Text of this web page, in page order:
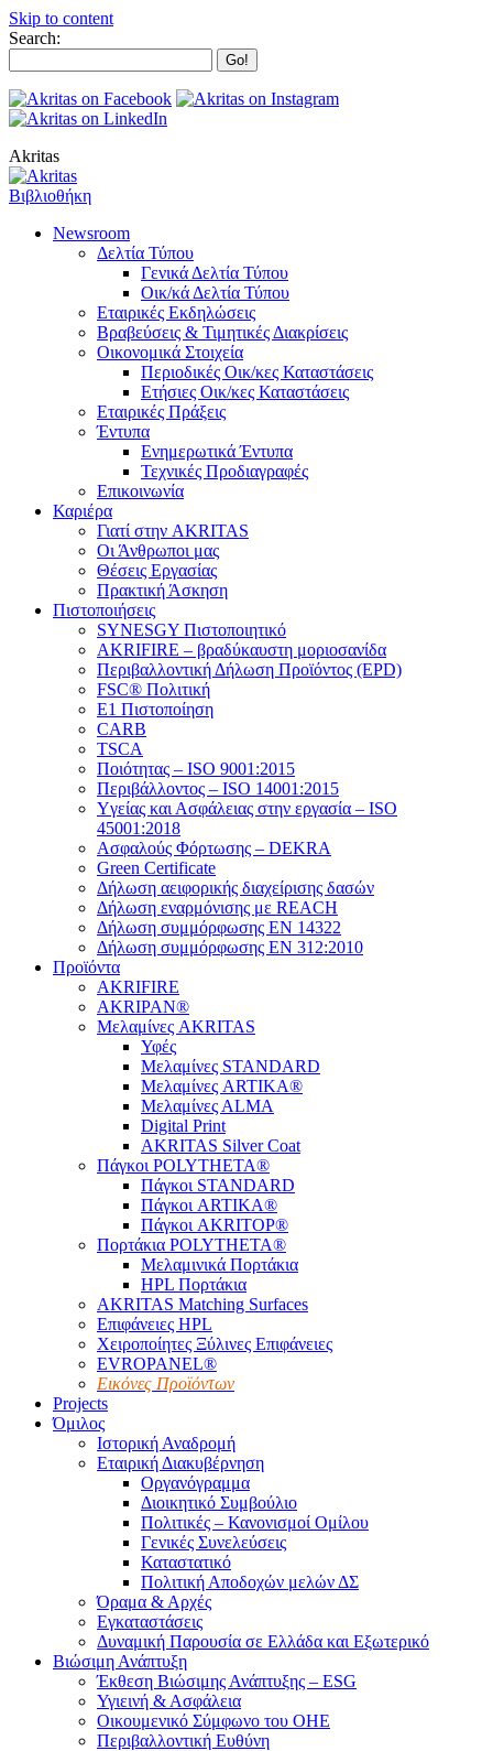
Skip to content
Search:
Akritas
Βιβλιοθήκη
Newsroom
Δελτία Τύπου
Γενικά Δελτία Τύπου
Οικ/κά Δελτία Τύπου
Εταιρικές Εκδηλώσεις
Βραβεύσεις & Τιμητικές Διακρίσεις
Οικονομικά Στοιχεία
Περιοδικές Οικ/κες Καταστάσεις
Ετήσιες Οικ/κες Καταστάσεις
Εταιρικές Πράξεις
Έντυπα
Ενημερωτικά Έντυπα
Τεχνικές Προδιαγραφές
Επικοινωνία
Καριέρα
Γιατί στην AKRITAS
Οι Άνθρωποι μας
Θέσεις Εργασίας
Πρακτική Άσκηση
Πιστοποιήσεις
SYNESGY Πιστοποιητικό
AKRIFIRE – βραδύκαυστη μοριοσανίδα
Περιβαλλοντική Δήλωση Προϊόντος (EPD)
FSC® Πολιτική
E1 Πιστοποίηση
CARB
TSCA
Πoιότητας – ISO 9001:2015
Περιβάλλοντος – ISO 14001:2015
Yγείας και Ασφάλειας στην εργασία – ISO
45001:2018
Ασφαλούς Φόρτωσης – DEKRA
Green Certificate
Δήλωση αειφορικής διαχείρισης δασών
Δήλωση εναρμόνισης με REACH
Δήλωση συμμόρφωσης EN 14322
Δήλωση συμμόρφωσης EN 312:2010
Προϊόντα
AKRIFIRE
AKRIPAN®
Μελαμίνες AKRITAS
Υφές
Μελαμίνες STANDARD
Μελαμίνες ARTIKA®
Μελαμίνες ΑLMA
Digital Print
AKRITAS Silver Coat
Πάγκοι POLYTHETA®
Πάγκοι STANDARD
Πάγκοι ARTIKA®
Πάγκοι AKRITOP®
Πορτάκια POLYTHETA®
Μελαμινικά Πορτάκια
HPL Πορτάκια
AKRITAS Matching Surfaces
Επιφάνειες HPL
Χειροποίητες Ξύλινες Επιφάνειες
EVROPANEL®
Εικόνες Προϊόντων
Projects
Όμιλος
Ιστορική Αναδρομή
Εταιρική Διακυβέρνηση
Οργανόγραμμα
Διοικητικό Συμβούλιο
Πολιτικές – Κανονισμοί Ομίλου
Γενικές Συνελεύσεις
Καταστατικό
Πολιτική Αποδοχών μελών ΔΣ
Όραμα & Αρχές
Εγκαταστάσεις
Δυναμική Παρουσία σε Ελλάδα και Εξωτερικό
Βιώσιμη Ανάπτυξη
Έκθεση Βιώσιμης Ανάπτυξης – ESG
Υγιεινή & Ασφάλεια
Οικουμενικό Σύμφωνο του ΟΗΕ
Περιβαλλοντική Ευθύνη